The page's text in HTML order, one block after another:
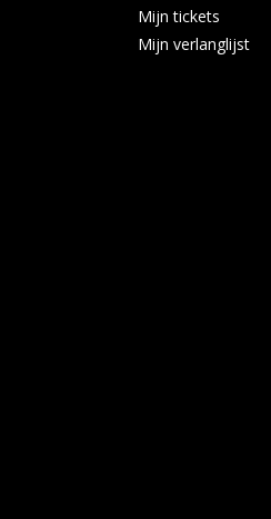
Mijn tickets
Mijn verlanglijst